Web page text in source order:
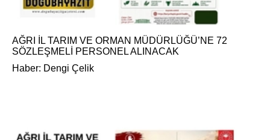
AĞRI İL TARIM VE ORMAN MÜDÜRLÜĞÜ’NE 72
SÖZLEŞMELİ PERSONEL ALINACAK
Haber: Dengi Çelik